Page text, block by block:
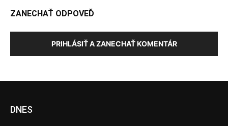
ZANECHAŤ ODPOVEĎ
PRIHLÁSIŤ A ZANECHAŤ KOMENTÁR
DNES